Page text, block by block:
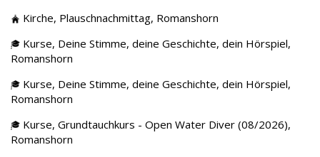
Kirche, Plauschnachmittag, Romanshorn
Kurse, Deine Stimme, deine Geschichte, dein Hörspiel,
Romanshorn
Kurse, Deine Stimme, deine Geschichte, dein Hörspiel,
Romanshorn
Kurse, Grundtauchkurs - Open Water Diver (08/2026),
Romanshorn